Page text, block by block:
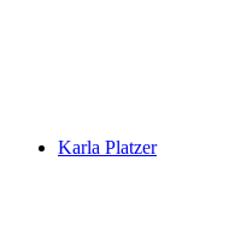
Karla Platzer